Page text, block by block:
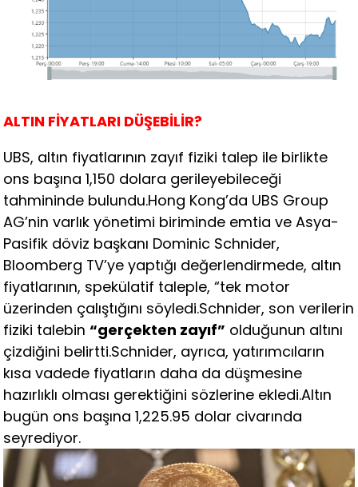
ALTIN FİYATLARI DÜŞEBİLİR?
UBS, altın fiyatlarının zayıf fiziki talep ile birlikte
ons başına 1,150 dolara gerileyebileceği
tahmininde bulundu.Hong Kong’da UBS Group
AG’nin varlık yönetimi biriminde emtia ve Asya-
Pasifik döviz başkanı Dominic Schnider,
Bloomberg TV’ye yaptığı değerlendirmede, altın
fiyatlarının, spekülatif taleple, “tek motor
üzerinden çalıştığını söyledi.Schnider, son verilerin
fiziki talebin“gerçekten zayıf” olduğunun altını
çizdiğini belirtti.Schnider, ayrıca, yatırımcıların
kısa vadede fiyatların daha da düşmesine
hazırlıklı olması gerektiğini sözlerine ekledi.Altın
bugün ons başına 1,225.95 dolar civarında
seyrediyor.